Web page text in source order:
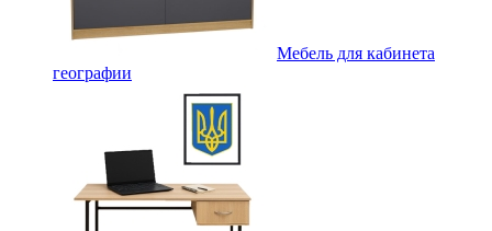
Мебель для кабинета
географии